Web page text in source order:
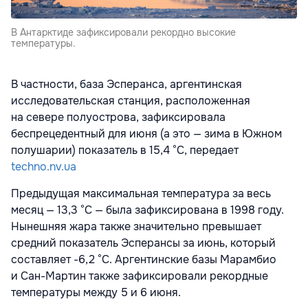
В Антарктиде зафиксировали рекордно высокие
температуры.
В частности, база Эсперанса, аргентинская
исследовательская станция, расположенная
на севере полуострова, зафиксировала
беспрецедентный для июня (а это — зима в Южном
полушарии) показатель в 15,4 °C, передает
techno.nv.ua
Предыдущая максимальная температура за весь
месяц — 13,3 °C — была зафиксирована в 1998 году.
Нынешняя жара также значительно превышает
средний показатель Эсперансы за июнь, который
составляет -6,2 °C. Аргентинские базы Марамбио
и Сан-Мартин также зафиксировали рекордные
температуры между 5 и 6 июня.